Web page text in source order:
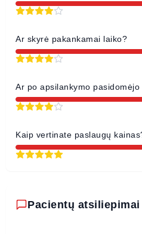
Ar skyrė pakankamai laiko?
Ar po apsilankymo
Kaip vertinate paslaugų
Pacientų atsiliepimai